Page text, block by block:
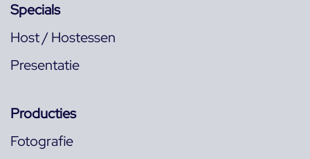
Specials
Host / Hostessen
Presentatie
Producties
Fotografie